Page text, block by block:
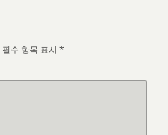
필수 항목 표시 *